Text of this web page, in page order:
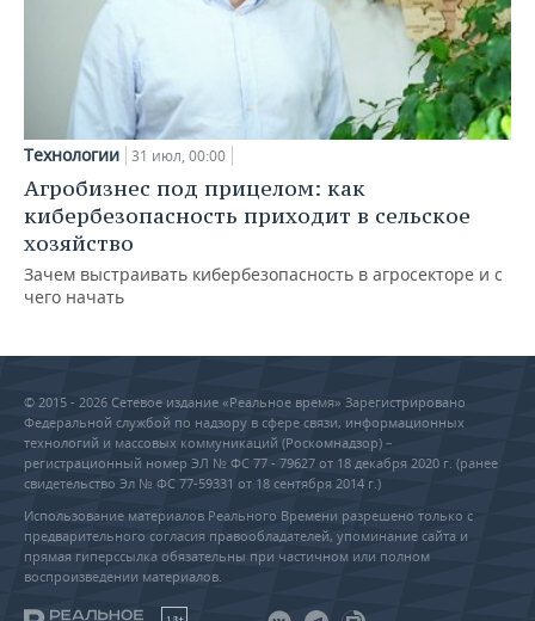
Технологии 31 июл, 00:00
Агробизнес под прицелом: как
кибербезопасность приходит в сельское
хозяйство
Зачем выстраивать кибербезопасность в агросекторе и с
чего начать
© 2015 - 2026 Сетевое издание «Реальное время» Зарегистрировано
Федеральной службой по надзору в сфере связи, информационных
технологий и массовых коммуникаций (Роскомнадзор) –
регистрационный номер ЭЛ № ФС 77 - 79627 от 18 декабря 2020 г. (ранее
свидетельство Эл № ФС 77-59331 от 18 сентября 2014 г.)
Использование материалов Реального Времени разрешено только с
предварительного согласия правообладателей, упоминание сайта и
прямая гиперссылка обязательны при частичном или полном
воспроизведении материалов.